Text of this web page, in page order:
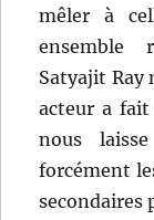
mêler à
ensemble
Satyajit Ray
acteur a
nous
forcément
secondaires